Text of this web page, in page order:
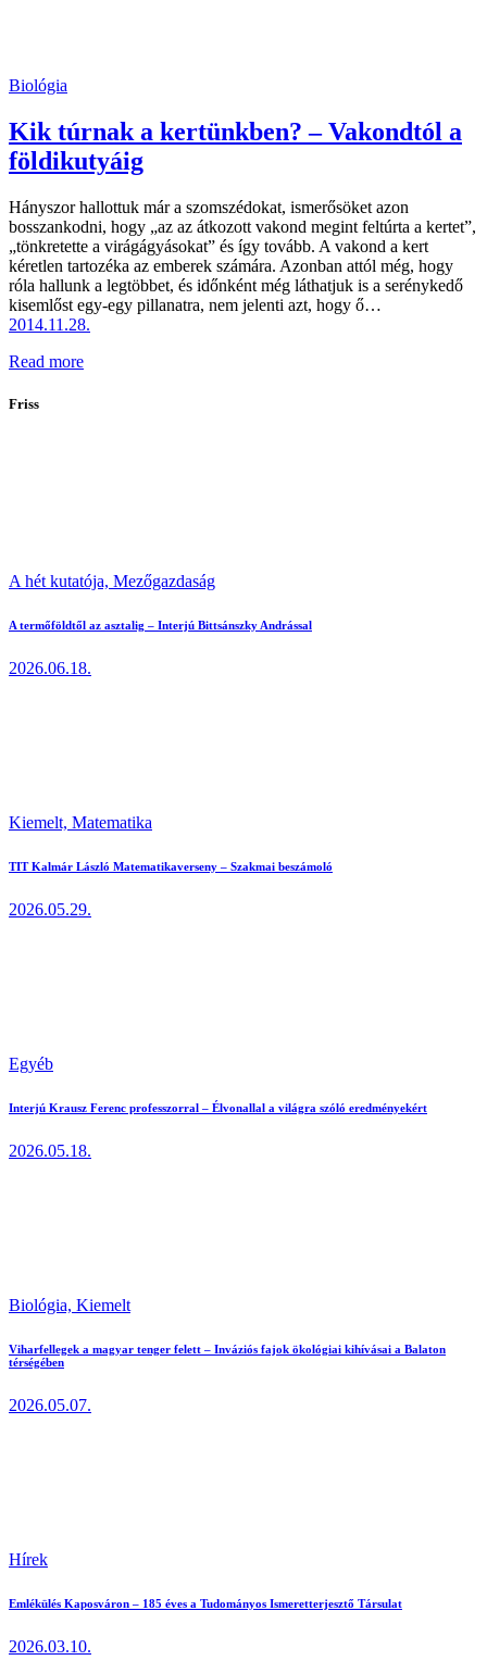
Biológia
Kik túrnak a kertünkben? – Vakondtól a
földikutyáig
Hányszor hallottuk már a szomszédokat, ismerősöket azon
bosszankodni, hogy „az az átkozott vakond megint feltúrta a kertet”,
„tönkretette a virágágyásokat” és így tovább. A vakond a kert
kéretlen tartozéka az emberek számára. Azonban attól még, hogy
róla hallunk a legtöbbet, és időnként még láthatjuk is a serénykedő
kisemlőst egy-egy pillanatra, nem jelenti azt, hogy ő…
2014.11.28.
Read more
Friss
A hét kutatója, Mezőgazdaság
A termőföldtől az asztalig – Interjú Bittsánszky Andrással
2026.06.18.
Kiemelt, Matematika
TIT Kalmár László Matematikaverseny – Szakmai beszámoló
2026.05.29.
Egyéb
Interjú Krausz Ferenc professzorral – Élvonallal a világra szóló eredményekért
2026.05.18.
Biológia, Kiemelt
Viharfellegek a magyar tenger felett – Inváziós fajok ökológiai kihívásai a Balaton
térségében
2026.05.07.
Hírek
Emlékülés Kaposváron – 185 éves a Tudományos Ismeretterjesztő Társulat
2026.03.10.